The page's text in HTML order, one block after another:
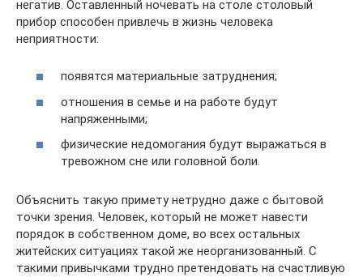
негатив. Оставленный ночевать на столе столовый
прибор способен привлечь в жизнь человека
неприятности:
появятся материальные затруднения;
отношения в семье и на работе будут
напряженными;
физические недомогания будут выражаться в
тревожном сне или головной боли.
Объяснить такую примету нетрудно даже с бытовой
точки зрения. Человек, который не может навести
порядок в собственном доме, во всех остальных
житейских ситуациях такой же неорганизованный. С
такими привычками трудно претендовать на счастливую